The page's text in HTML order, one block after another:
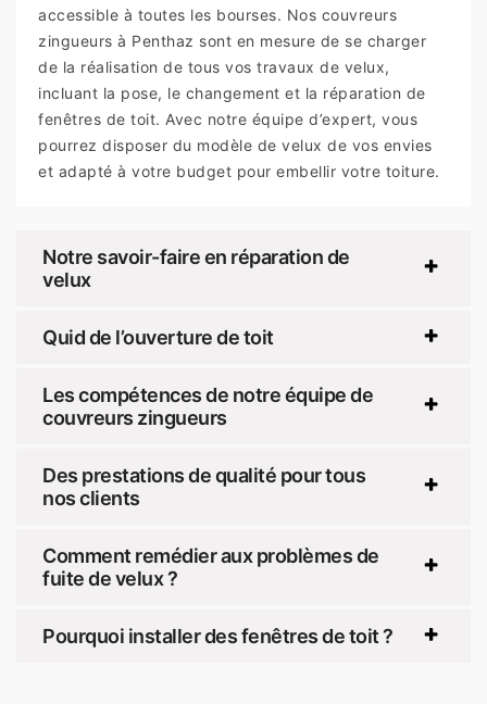
accessible à toutes les bourses. Nos couvreurs
zingueurs à Penthaz sont en mesure de se charger
de la réalisation de tous vos travaux de velux,
incluant la pose, le changement et la réparation de
fenêtres de toit. Avec notre équipe d’expert, vous
pourrez disposer du modèle de velux de vos envies
et adapté à votre budget pour embellir votre toiture.
Notre savoir-faire en réparation de
velux
Quid de l’ouverture de toit
Les compétences de notre équipe de
couvreurs zingueurs
Des prestations de qualité pour tous
nos clients
Comment remédier aux problèmes de
fuite de velux ?
Pourquoi installer des fenêtres de toit ?